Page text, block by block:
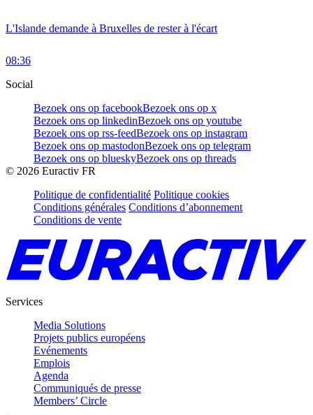
L'Islande demande à Bruxelles de rester à l'écart
08:36
Social
Bezoek ons op facebookBezoek ons op x
Bezoek ons op linkedinBezoek ons op youtube
Bezoek ons op rss-feedBezoek ons op instagram
Bezoek ons op mastodonBezoek ons op telegram
Bezoek ons op blueskyBezoek ons op threads
© 2026 Euractiv FR
Politique de confidentialité Politique cookies
Conditions générales Conditions d’abonnement
Conditions de vente
Services
Media Solutions
Projets publics européens
Evénements
Emplois
Agenda
Communiqués de presse
Members’ Circle